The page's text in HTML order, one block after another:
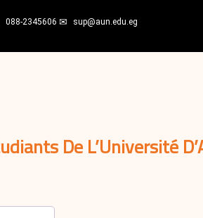
088-2345606 sup@aun.edu.eg
De L’Université